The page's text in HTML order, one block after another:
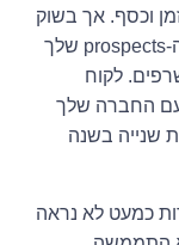
וכסף. אך בשוק
בינלאומי שבו המותג שלך לא מוכר ומאגר ה-prospects שלך
לקוח
עם החברה שלך
שנייה בשנה
כמעט לא נראה